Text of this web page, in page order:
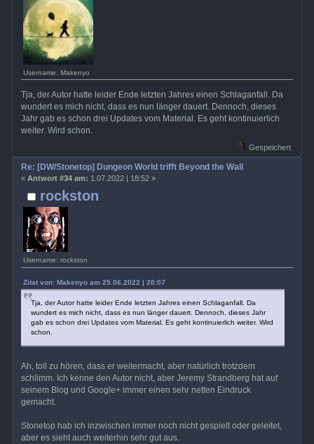
Username: Makenyo
Tja, der Autor hatte leider Ende letzten Jahres einen Schlaganfall. Da
wundert es mich nicht, dass es nun länger dauert. Dennoch, dieses
Jahr gab es schon drei Updates vom Material. Es geht kontinuierlich
weiter. Wird schon.
Gespeichert
rockston
Username: rockston
Re: [DW/Stonetop] Dungeon World trifft Beyond the Wall
« Antwort #34 am: 1.07.2022 | 18:52 »
Zitat von: Makenyo am 25.06.2022 | 20:07
Tja, der Autor hatte leider Ende letzten Jahres einen Schlaganfall. Da
wundert es mich nicht, dass es nun länger dauert. Dennoch, dieses Jahr
gab es schon drei Updates vom Material. Es geht kontinuierlich weiter. Wird
schon.
Ah, toll zu hören, dass er weitermacht, aber natürlich trotzdem
schlimm. Ich kenne den Autor nicht, aber Jeremy Strandberg hat auf
seinem Blog und Google+ immer einen sehr netten Eindruck
gemacht.
Stonetop hab ich inzwischen immer noch nicht gespielt oder geleitet,
aber es sieht auch weiterhin sehr gut aus.